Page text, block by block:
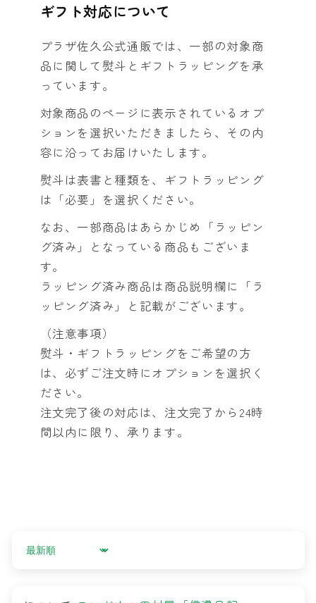
ギフト対応について
プラザ佐久公式通販では、一部の対象商
品に関して熨斗とギフトラッピングを承
っています。
対象商品のページに表示されているオプ
ションを選択いただきましたら、その内
容に沿ってお届けいたします。
熨斗は表書と種類を、ギフトラッピング
は「必要」を選択ください。
なお、一部商品はあらかじめ「ラッピン
グ済み」となっている商品もございま
す。
ラッピング済み商品は商品説明欄に「ラ
ッピング済み」と記載がございます。
（注意事項）
熨斗・ギフトラッピングをご希望の方
は、必ずご注文時にオプションを選択く
ださい。
注文完了後の対応は、注文完了から24時
間以内に限り、承ります。
Sort by